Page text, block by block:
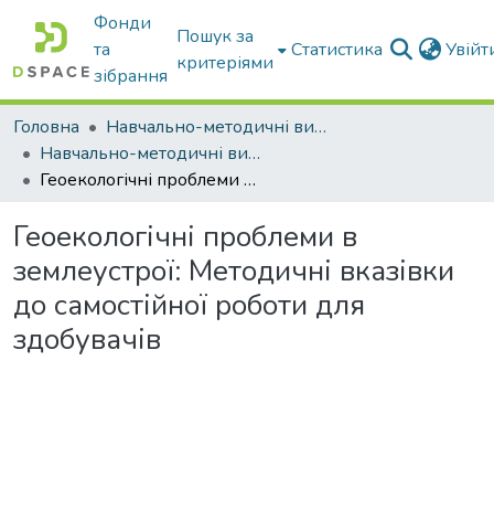
Фонди
та
зібрання
Пошук за
критеріями
Статистика
Головна
Навчально-методичні видання
Навчально-методичні видання
Геоекологічні проблеми в землеустрої: Методичні вказівки до самостійної роботи для здобувачів
Геоекологічні проблеми в
землеустрої: Методичні вказівки
до самостійної роботи для
здобувачів